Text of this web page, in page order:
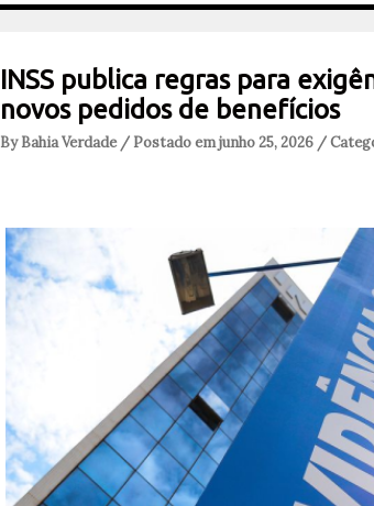
INSS publica regras para
novos pedidos de benefícios
By Bahia Verdade / Postado em junho 25, 2026 /